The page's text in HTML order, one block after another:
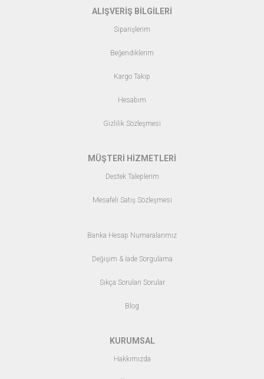
ALIŞVERİŞ BİLGİLERİ
Siparişlerim
Beğendiklerim
Kargo Takip
Hesabım
Gizlilik Sözleşmesi
MÜŞTERİ HİZMETLERİ
Destek Taleplerim
Mesafeli Satış Sözleşmesi
Banka Hesap Numaralarımız
Değişim & İade Sorgulama
Sıkça Sorulan Sorular
Blog
KURUMSAL
Hakkımızda